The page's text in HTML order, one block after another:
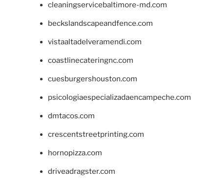
cleaningservicebaltimore-md.com
beckslandscapeandfence.com
vistaaltadelveramendi.com
coastlinecateringnc.com
cuesburgershouston.com
psicologiaespecializadaencampeche.com
dmtacos.com
crescentstreetprinting.com
hornopizza.com
driveadragster.com